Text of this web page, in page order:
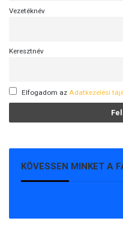
Vezetéknév
Keresztnév
Elfogadom az Adatkezelési
KÖVESSEN MINKET A